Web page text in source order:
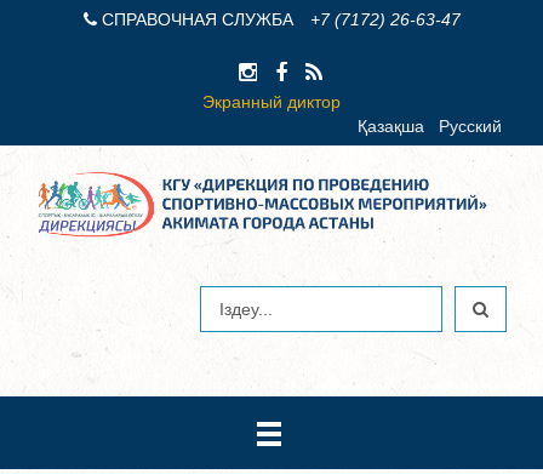
СПРАВОЧНАЯ СЛУЖБА +7 (7172) 26-63-47
Экранный диктор
Қазақша
Русский